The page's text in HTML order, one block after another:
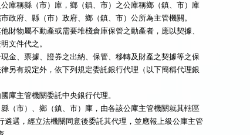
公庫稱縣（市）庫，鄉（鎮、市）之公庫稱鄉（鎮、市）庫
市政府、縣（市）政府、鄉（鎮、市）公所為主管機關。
財物屬不動產或需要堆棧倉庫保管之動產者，應以契據、
金、票據、證券之出納、保管、移轉及財產之契據等之保
另有規定外，依下列規定委託銀行代理（以下簡稱代理銀
庫主管機關委託中央銀行代理。
（市）、鄉（鎮、市）庫，由各該公庫主管機關就其轄區